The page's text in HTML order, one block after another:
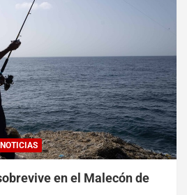
en el Malecón de